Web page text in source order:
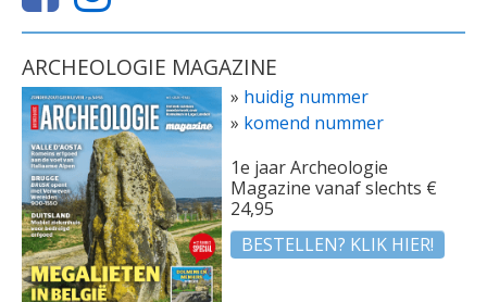
ARCHEOLOGIE MAGAZINE
» huidig nummer
» komend nummer
1e jaar Archeologie
Magazine vanaf slechts €
24,95
BESTELLEN? KLIK HIER!